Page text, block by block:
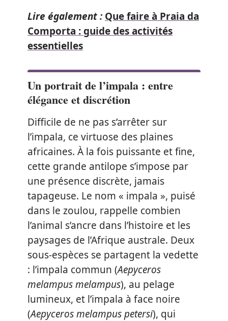
Lire également : Que faire à Praia da
Comporta : guide des activités
essentielles
Un portrait de l’impala : entre
élégance et discrétion
Difficile de ne pas s’arrêter sur
l’impala, ce virtuose des plaines
africaines. À la fois puissante et fine,
cette grande antilope s’impose par
une présence discrète, jamais
tapageuse. Le nom « impala », puisé
dans le zoulou, rappelle combien
l’animal s’ancre dans l’histoire et les
paysages de l’Afrique australe. Deux
sous-espèces se partagent la vedette
: l’impala commun (Aepyceros
melampus melampus), au pelage
lumineux, et l’impala à face noire
(Aepyceros melampus petersi), qui